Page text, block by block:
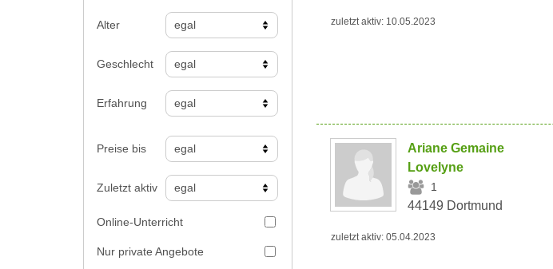
Alter
Geschlecht
Erfahrung
Preise bis
Zuletzt aktiv
Online-Unterricht
Nur private Angebote
zuletzt aktiv: 10.05.2023
Ariane Gemaine
Lovelyne
1
44149 Dortmund
zuletzt aktiv: 05.04.2023